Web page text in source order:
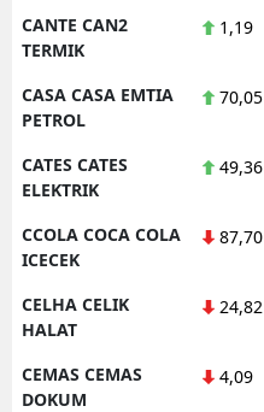
CANTE CAN2
TERMIK
1,19
CASA CASA EMTIA
PETROL
70,05
CATES CATES
ELEKTRIK
49,36
CCOLA COCA COLA
ICECEK
87,70
CELHA CELIK
HALAT
24,82
CEMAS CEMAS
DOKUM
4,09